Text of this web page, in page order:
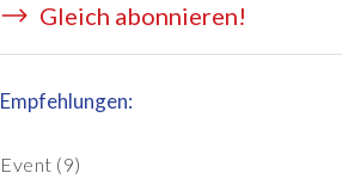
Gleich abonnieren!
Empfehlungen:
Event (9)